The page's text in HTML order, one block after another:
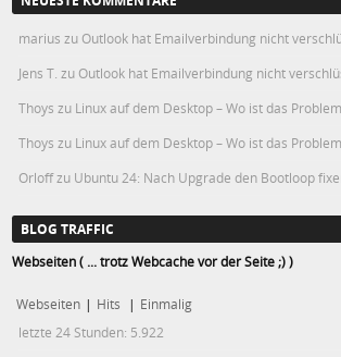
marius zu Outlook hat Emailverbindung nicht
Jens T. zu Outlook hat Emailverbindung nicht
Thoys zu Linux auf dem Desktop – Wo ist das
Thoys zu Linux auf dem Desktop – Wo ist das
Orloffzu Ubuntu 24: Nach Upgrade den Bootloop
BLOG TRAFFIC
Webseiten ( ... trotz Webcache vor der Seite ;) )
Webseiten | Hits | Einmalig
letzte 24 Stunden: 5.922